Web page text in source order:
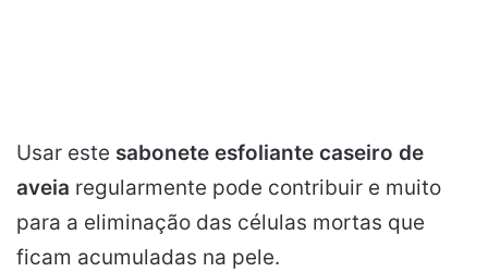
Usar este sabonete esfoliante caseiro de
aveia regularmente pode contribuir e muito
para a eliminação das células mortas que
ficam acumuladas na pele.